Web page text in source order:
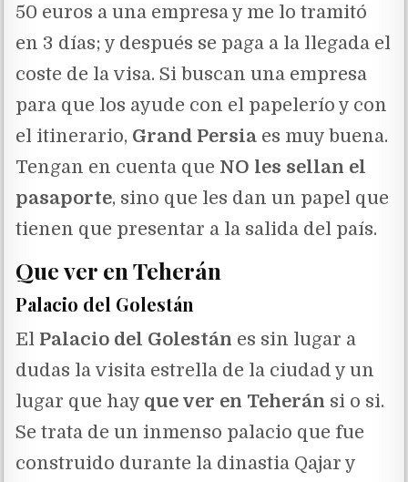
50 euros a una empresa y me lo tramitó
en 3 días; y después se paga a la llegada el
coste de la visa. Si buscan una empresa
para que los ayude con el papelerío y con
el itinerario, Grand Persia es muy buena.
Tengan en cuenta que NO les sellan el
pasaporte, sino que les dan un papel que
tienen que presentar a la salida del país.
Que ver en Teherán
Palacio del Golestán
El Palacio del Golestán es sin lugar a
dudas la visita estrella de la ciudad y un
lugar que hay que ver en Teherán si o si.
Se trata de un inmenso palacio que fue
construido durante la dinastia Qajar y